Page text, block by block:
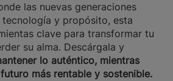
las nuevas generaciones
y propósito, esta
clave para transformar tu
su alma. Descárgala y
lo auténtico, mientras
más rentable y sostenible.